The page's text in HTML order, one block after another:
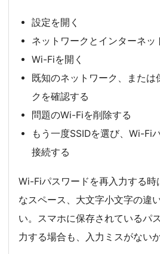
設定を開く
ネットワークとインターネッ
Wi-Fiを開く
既知のネットワーク、または
クを確認する
問題のWi-Fiを削除する
もう一度SSIDを選び、Wi-Fi
接続する
Wi-Fiパスワードを再入力する時
なスペース、大文字小文字の違
い。スマホに保存されているパ
力する場合も、入力ミスがない